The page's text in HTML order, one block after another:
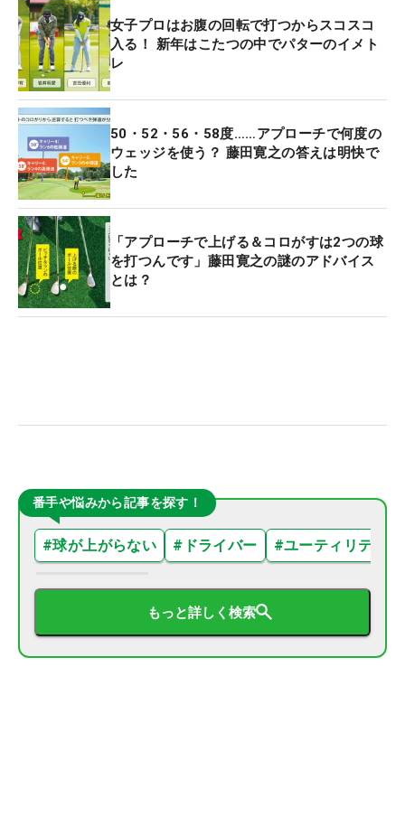
女子プロはお腹の回転で打つからスコスコ
入る！ 新年はこたつの中でパターのイメト
レ
50・52・56・58度……アプローチで何度の
ウェッジを使う？ 藤田寛之の答えは明快で
した
「アプローチで上げる＆コロがすは2つの球
を打つんです」藤田寛之の謎のアドバイス
とは？
番手や悩みから記事を探す！
#球が上がらない # ドライバー #ユーティリティ
もっと詳しく検索